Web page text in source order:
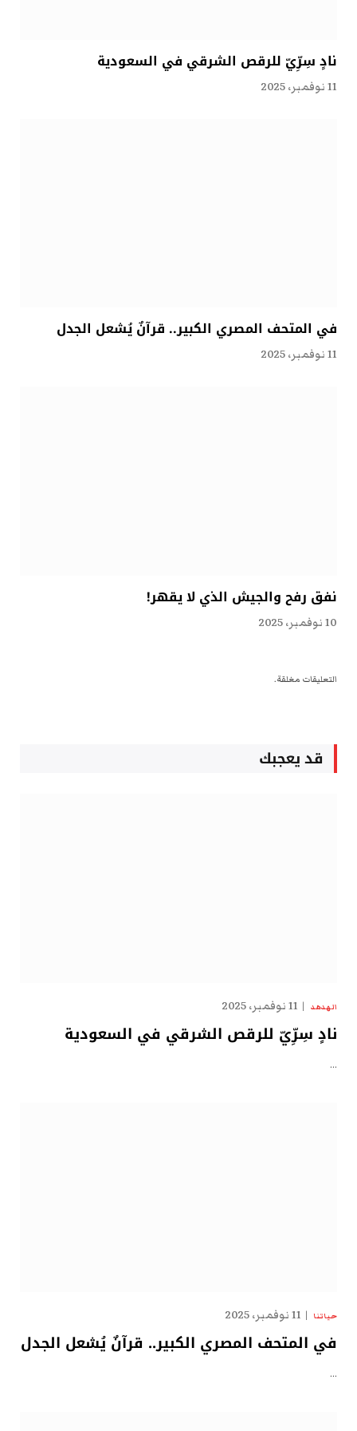
نادٍ سِرِّيّ للرقص الشرقي في السعودية
11 نوفمبر، 2025
في المتحف المصري الكبير.. قرآنٌ يُشعل الجدل
11 نوفمبر، 2025
نفق رفح والجيش الذي لا يقهر!
10 نوفمبر، 2025
التعليقات مغلقة.
قد يعجبك
الهدهد 11 نوفمبر، 2025
نادٍ سِرِّيّ للرقص الشرقي في السعودية
…
حياتنا 11 نوفمبر، 2025
في المتحف المصري الكبير.. قرآنٌ يُشعل الجدل
…